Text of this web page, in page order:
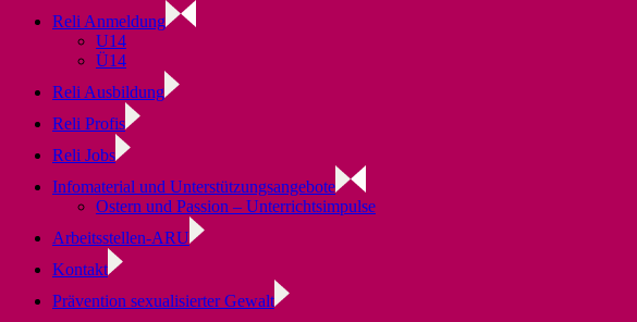
Reli Anmeldung
U14
Ü14
Reli Ausbildung
Reli Profis
Reli Jobs
Infomaterial und Unterstützungsangebote
Ostern und Passion – Unterrichtsimpulse
Arbeitsstellen-ARU
Kontakt
Prävention sexualisierter Gewalt